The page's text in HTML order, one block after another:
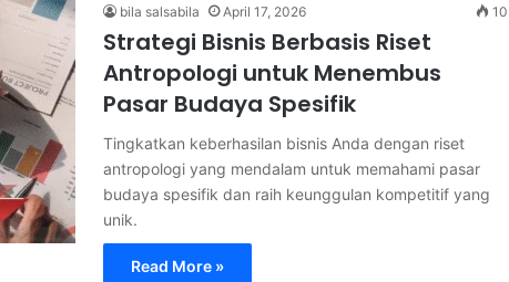
bila salsabila April 17, 2026 10
Strategi Bisnis Berbasis Riset
Antropologi untuk Menembus
Pasar Budaya Spesifik
Tingkatkan keberhasilan bisnis Anda dengan riset
antropologi yang mendalam untuk memahami pasar
budaya spesifik dan raih keunggulan kompetitif yang
unik.
Read More »